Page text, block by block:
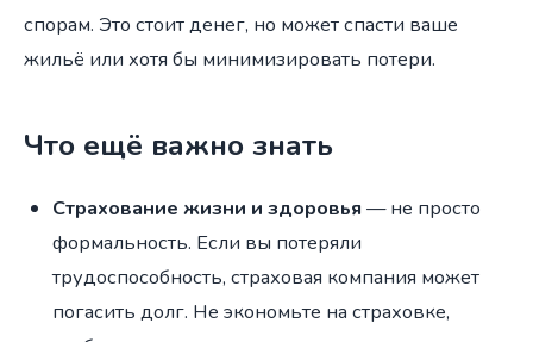
спорам. Это стоит денег, но может спасти ваше
жильё или хотя бы минимизировать потери.
Что ещё важно знать
Страхование жизни и здоровья — не просто
формальность. Если вы потеряли
трудоспособность, страховая компания может
погасить долг. Не экономьте на страховке,